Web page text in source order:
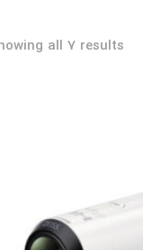
all 7 results